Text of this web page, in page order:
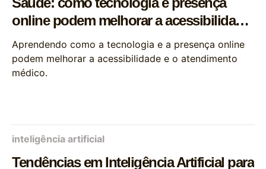
online podem melhorar a acessibilidade
e o atendimento médico
Aprendendo como a tecnologia e a presença online
podem melhorar a acessibilidade e o atendimento
médico.
inteligência artificial
Tendências em Inteligência Artificial para